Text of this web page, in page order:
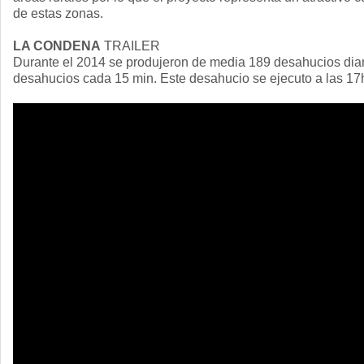
de estas zonas.
LA CONDENA TRAILER
Durante el 2014 se produjeron de media 189 desahucios
desahucios cada 15 min. Este desahucio se ejecuto a las